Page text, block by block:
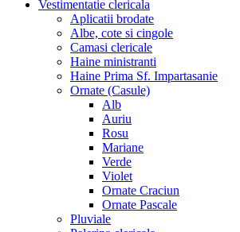
Vestimentatie clericala
Aplicatii brodate
Albe, cote si cingole
Camasi clericale
Haine ministranti
Haine Prima Sf. Impartasanie
Ornate (Casule)
Alb
Auriu
Rosu
Mariane
Verde
Violet
Ornate Craciun
Ornate Pascale
Pluviale